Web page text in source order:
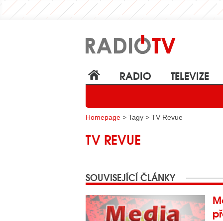
RADIO TELEVIZE
Homepage > Tagy > TV Revue
TV REVUE
SOUVISEJÍCÍ ČLÁNKY